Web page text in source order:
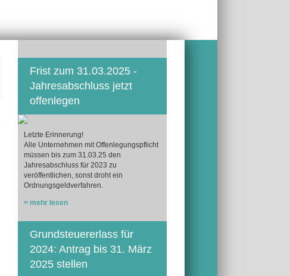
Frist zum 31.03.2025 -
Jahresabschluss jetzt
offenlegen
Letzte Erinnerung!
Alle Unternehmen mit Offenlegungspflicht
müssen bis zum 31.03.25 den
Jahresabschluss für 2023 zu
veröffentlichen, sonst droht ein
Ordnungsgeldverfahren.
> mehr lesen
Grundsteuererlass für
2024: Antrag bis 31. März
2025 stellen